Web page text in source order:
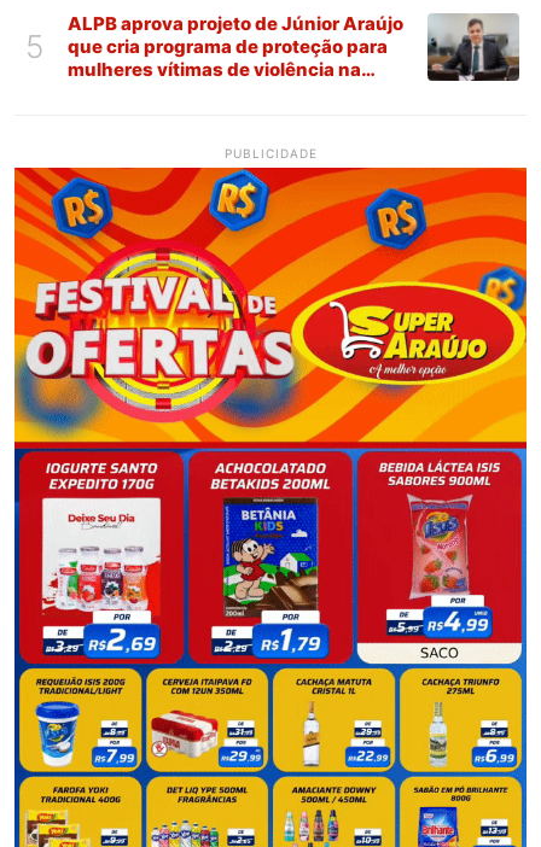
5
ALPB aprova projeto de Júnior Araújo
que cria programa de proteção para
mulheres vítimas de violência na
PUBLICIDADE